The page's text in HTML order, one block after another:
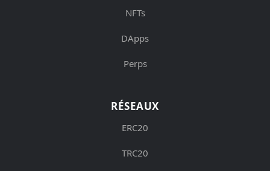
NFTs
DApps
Perps
RÉSEAUX
ERC20
TRC20